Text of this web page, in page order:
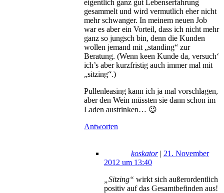
eigentlich ganz gut Lebenserfahrung
gesammelt und wird vermutlich eher nicht
mehr schwanger. In meinem neuen Job
war es aber ein Vorteil, dass ich nicht mehr
ganz so jungsch bin, denn die Kunden
wollen jemand mit „standing“ zur
Beratung. (Wenn keen Kunde da, versuch‘
ich’s aber kurzfristig auch immer mal mit
„sitzing“.)
Pullenleasing kann ich ja mal vorschlagen,
aber den Wein müssten sie dann schon im
Laden austrinken… 😉
Antworten
koskator| 21. November
2012 um 13:40
„Sitzing“ wirkt sich außerordentlich
positiv auf das Gesamtbefinden aus!